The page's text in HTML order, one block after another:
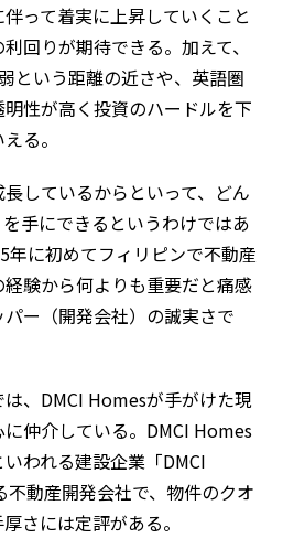
って着実に上昇していくこと
回りが期待できる。加えて、
という距離の近さや、英語圏
性が高く投資のハードルを下
る。
長しているからといって、どん
手にできるというわけではあ
年に初めてフィリピンで不動産
験から何よりも重要だと痛感
ー（開発会社）の誠実さで
、DMCI Homesが手がけた現
仲介している。DMCI Homes
われる建設企業「DMCI
動産開発会社で、物件のクオ
さには定評がある。